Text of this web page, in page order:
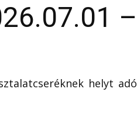
–
helyt adó